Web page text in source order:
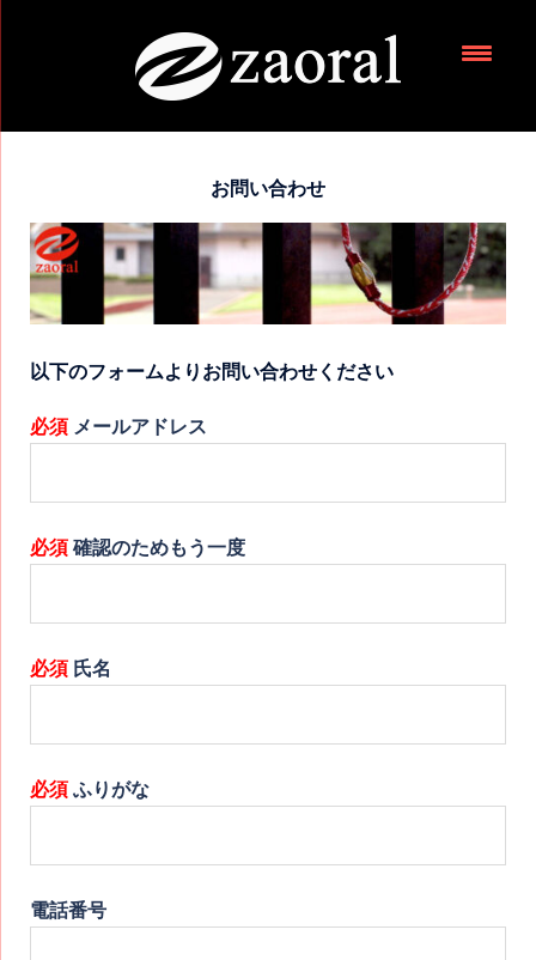
お問い合わせ
以下のフォームよりお問い合わせください
必須 メールアドレス
必須 確認のためもう一度
必須 氏名
必須 ふりがな
電話番号